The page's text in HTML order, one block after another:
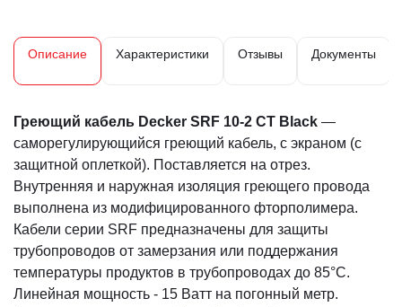
Описание Характеристики Отзывы Документы
Греющий кабель Decker SRF 10-2 CT Black —
саморегулирующийся греющий кабель, с экраном (с
защитной оплеткой). Поставляется на отрез.
Внутренняя и наружная изоляция греющего провода
выполнена из модифицированного фторполимера.
Кабели серии SRF предназначены для защиты
трубопроводов от замерзания или поддержания
температуры продуктов в трубопроводах до 85°C.
Линейная мощность - 15 Ватт на погонный метр.